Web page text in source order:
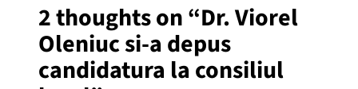
2 thoughts on “Dr. Viorel
Oleniuc si-a depus
candidatura la consiliul